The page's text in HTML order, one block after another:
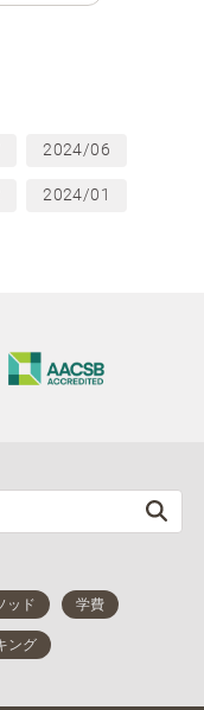
2024/06
2024/01